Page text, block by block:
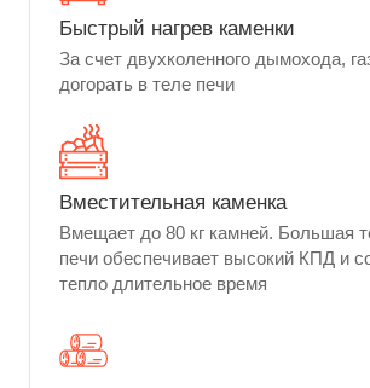
Быстрый нагрев каменки
За счет двухколенного дымохода,
догорать в теле печи
Вместительная каменка
Вмещает до 80 кг камней. Большая
печи обеспечивает высокий КПД и
тепло длительное время